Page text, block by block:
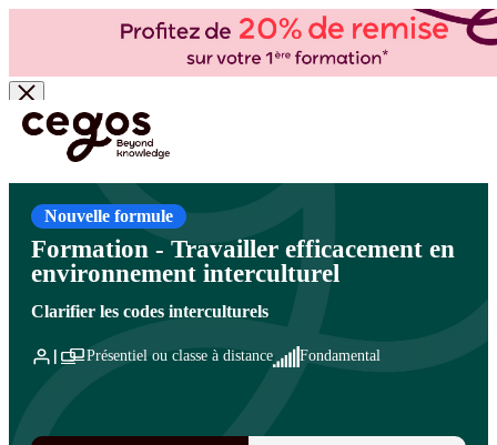
Skip to main content
Vous êtes ici : Accueil >Cegos, organisme de formation à Paris et en régions
International - Développement des ventes à l'export
négociation> Interculturalité - Vente et négociation
Nouvelle formule
Formation - Travailler efficacement en
environnement interculturel
Clarifier les codes interculturels
Présentiel ou classe à distance Fondamental